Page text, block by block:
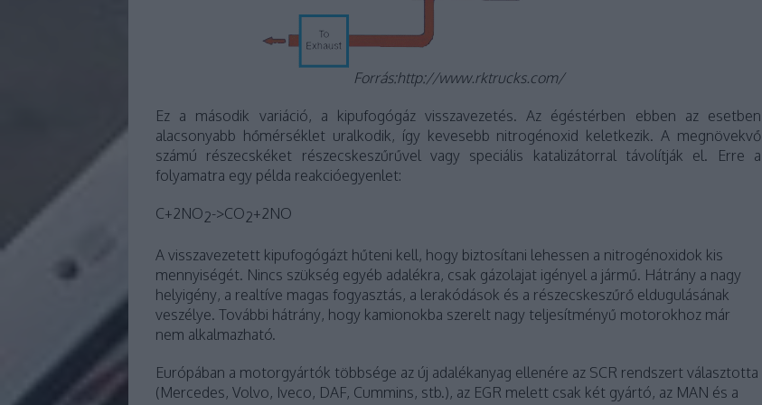
Forrás:http://www.rktrucks.com/
Ez a második variáció, a kipufogógáz visszavezetés. Az égéstérben ebben az esetben
alacsonyabb hőmérséklet uralkodik, így kevesebb nitrogénoxid keletkezik. A megnövekvő
számú részecskéket részecskeszűrűvel vagy speciális katalizátorral távolítják el. Erre a
folyamatra egy példa reakcióegyenlet:
C+2NO2->CO2+2NO
A visszavezetett kipufogógázt hűteni kell, hogy biztosítani lehessen a nitrogénoxidok kis
mennyiségét. Nincs szükség egyéb adalékra, csak gázolajat igényel a jármű. Hátrány a nagy
helyigény, a realtíve magas fogyasztás, a lerakódások és a részecskeszűrő eldugulásának
veszélye. További hátrány, hogy kamionokba szerelt nagy teljesítményű motorokhoz már
nem alkalmazható.
Európában a motorgyártók többsége az új adalékanyag ellenére az SCR rendszert választotta
(Mercedes, Volvo, Iveco, DAF, Cummins, stb.), az EGR melett csak két gyártó, az MAN és a